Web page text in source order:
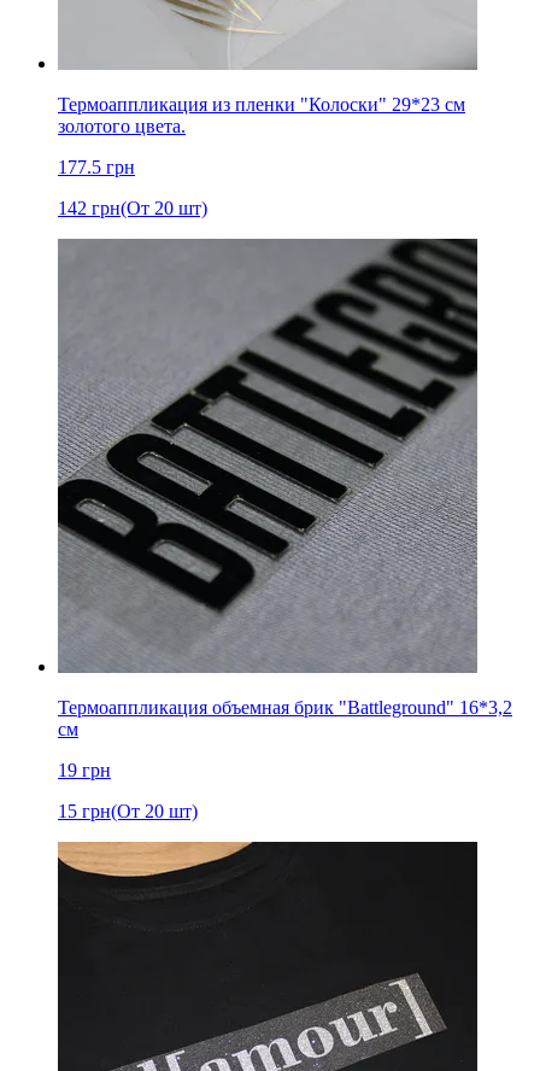
Термоаппликация из пленки "Колоски" 29*23 см
золотого цвета.
177.5 грн
142 грн(От 20 шт)
Термоаппликация объемная брик "Battleground" 16*3,2
см
19 грн
15 грн(От 20 шт)